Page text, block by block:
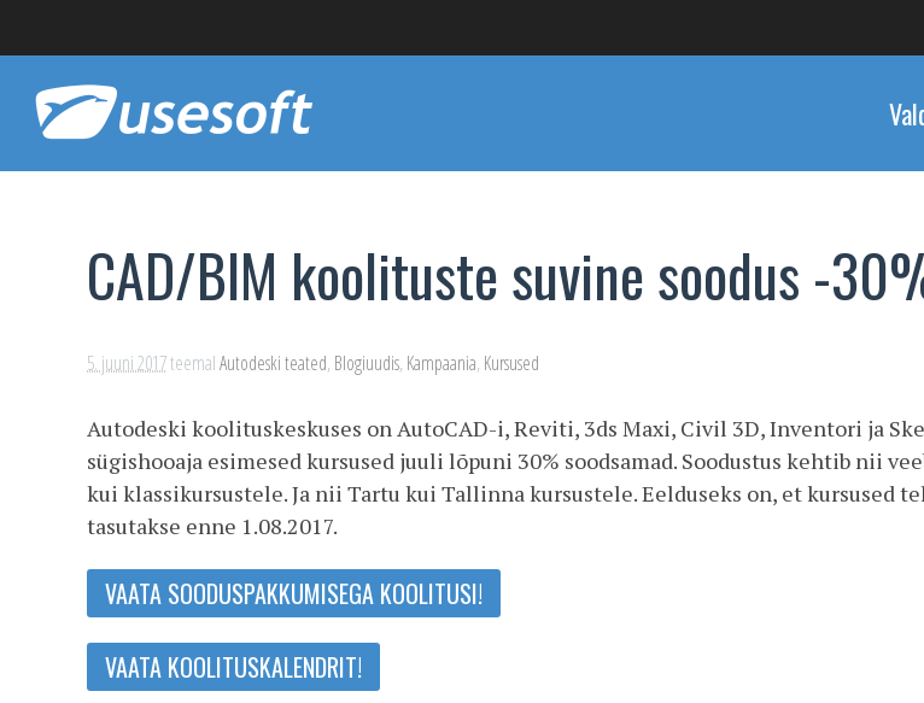
CAD/BIM koolituste suvine soodus -
5. juuni 2017teemalAutodeski teated, Blogiuudis, Kampaania, Kursused
Autodeski koolituskeskuses on AutoCAD-i, Reviti, 3ds Maxi, Civil 3D, Inventori ja
sügishooaja esimesed kursused juuli lõpuni 30% soodsamad. Soodustus kehtib nii
kui klassikursustele. Ja nii Tartu kui Tallinna kursustele. Eelduseks on, et kursused
tasutakse enne 1.08.2017.
VAATA SOODUSPAKKUMISEGA KOOLITUSI!
VAATA KOOLITUSKALENDRIT!